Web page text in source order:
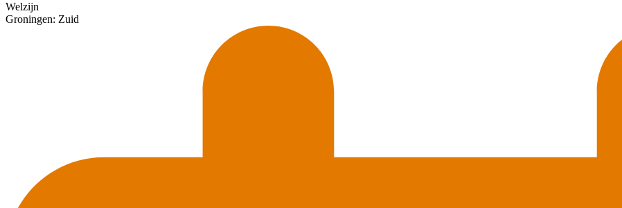
Welzijn
Groningen: Zuid